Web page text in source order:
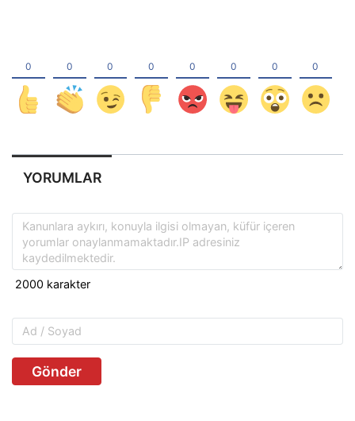
YORUMLAR
Gönder